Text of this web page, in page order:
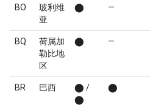
BO
玻利维
亚
⬤ —
BQ
荷属加
勒比地
区
⬤ —
BR 巴西
⬤ /
⬤
⬤